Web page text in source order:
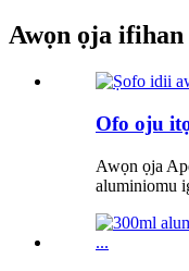
Awọn ọja ifihan
Ofo oju
Awọn ọja
aluminiomu